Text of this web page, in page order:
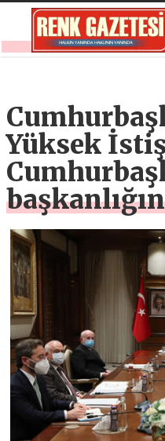
Yüksek